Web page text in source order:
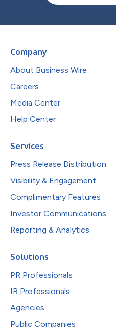
Company
About Business Wire
Careers
Media Center
Help Center
Services
Press Release Distribution
Visibility & Engagement
Complimentary Features
Investor Communications
Reporting & Analytics
Solutions
PR Professionals
IR Professionals
Agencies
Public Companies